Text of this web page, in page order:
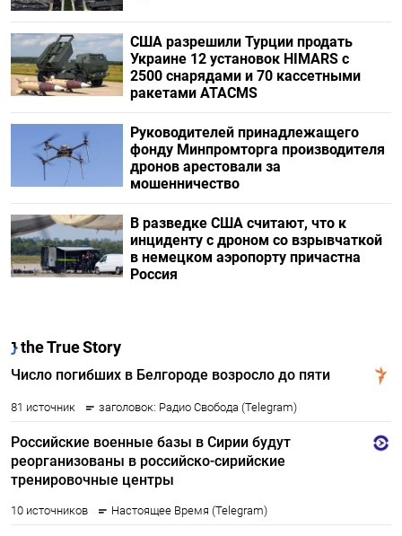
США разрешили Турции продать
Украине 12 установок HIMARS с
2500 снарядами и 70 кассетными
ракетами ATACMS
Руководителей принадлежащего
фонду Минпромторга производителя
дронов арестовали за
мошенничество
В разведке США считают, что к
инциденту с дроном со взрывчаткой
в немецком аэропорту причастна
Россия